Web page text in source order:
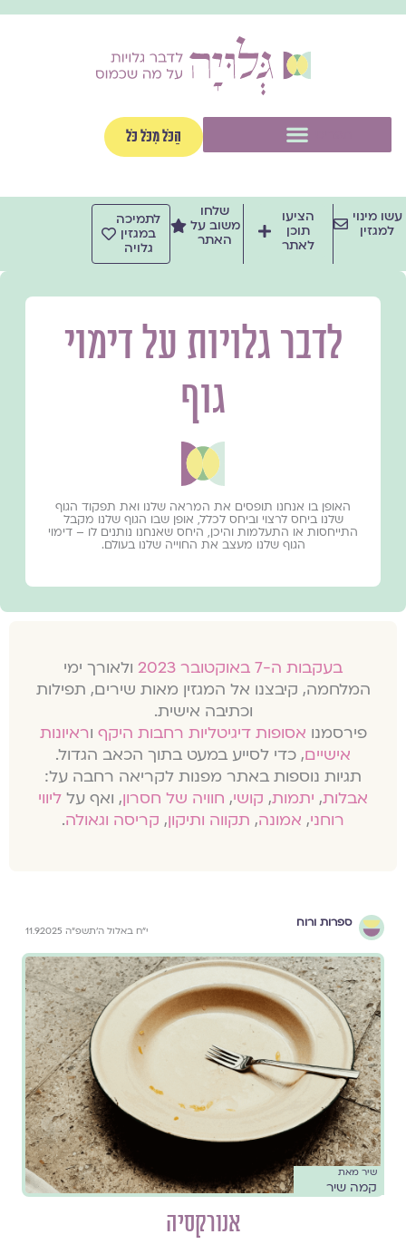
לתוכן
הַכֹּל מִכֹּל כֹּל
עשו מינוי
למגזין
הציעו
תוכן
לאתר
שלחו
משוב על
האתר
לתמיכה
במגזין
גלויה
לדבר גלויות על דימוי
גוף
האופן בו אנחנו תופסים את המראה שלנו ואת תפקוד הגוף
שלנו ביחס לרצוי וביחס לכלל, אופן שבו הגוף שלנו מקבל
התייחסות או התעלמות והיכן, היחס שאנחנו נותנים לו – דימוי
הגוף שלנו מעצב את החוייה שלנו בעולם.
בעקבות ה-7 באוקטובר 2023
ולאורך ימי
המלחמה, קיבצנו אל המגזין מאות שירים, תפילות
וכתיבה אישית.
פירסמנו אסופות דיגיטליות רחבות היקף וראיונות
אישיים, כדי לסייע במעט בתוך הכאב הגדול.
תגיות נוספות באתר מפנות לקריאה רחבה על:
אבלות, יתמות, קושי, חוויה של חסרון, ואף על ליווי
רוחני, אמונה, תקווה ותיקון, קריסה וגאולה.
ספרות ורוח
י״ח באלול ה׳תשפ״ה 11.9.2025
שיר מאת
קמה שיר
אנורקסיה